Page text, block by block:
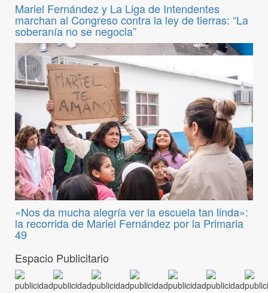
Mariel Fernández y La Liga de Intendentes
marchan al Congreso contra la ley de tierras: “La
soberanía no se negocia”
«Nos da mucha alegría ver la escuela tan linda»:
la recorrida de Mariel Fernández por la Primaria
49
Espacio Publicitario